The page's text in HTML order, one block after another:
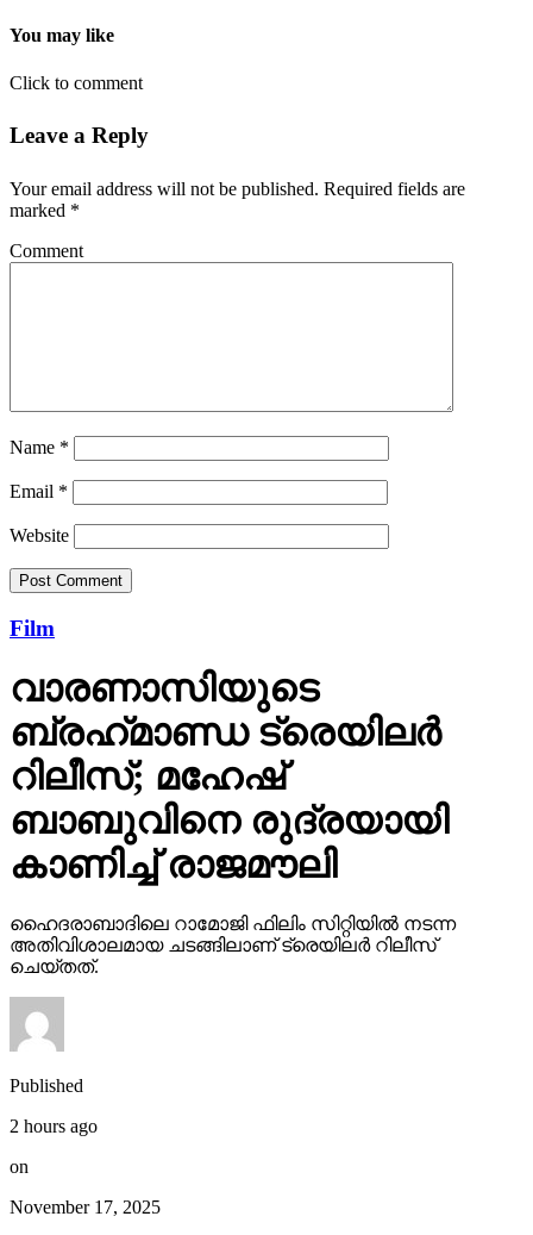
You may like
Click to comment
Leave a Reply
Your email address will not be published. Required fields are
marked *
Comment
Name *
Email *
Website
Film
വാരണാസിയുടെ
ബ്രഹ്‌മാണ്ഡ ട്രെയിലര്‍
റിലീസ്; മഹേഷ്
ബാബുവിനെ രുദ്രയായി
കാണിച്ച് രാജമൗലി
ഹൈദരാബാദിലെ റാമോജി ഫിലിം സിറ്റിയില്‍ നടന്ന
അതിവിശാലമായ ചടങ്ങിലാണ് ട്രെയിലര്‍ റിലീസ്
ചെയ്തത്.
Published
2 hours ago
on
November 17, 2025